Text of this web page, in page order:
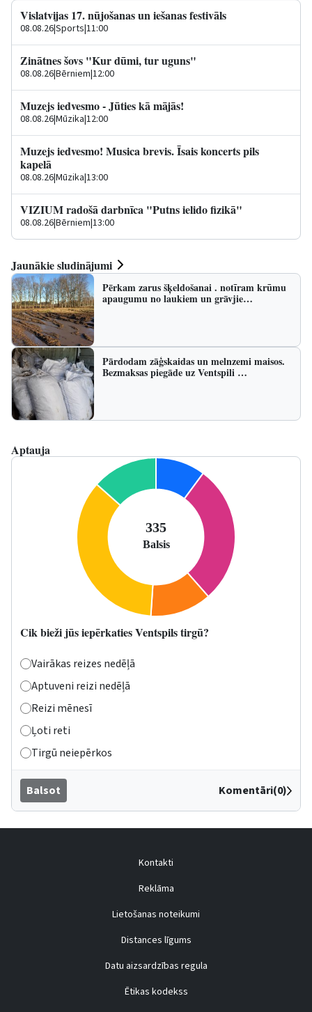
Vislatvijas 17. nūjošanas un iešanas festivāls
08.08.26|Sports|11:00
Zinātnes šovs "Kur dūmi, tur uguns"
08.08.26|Bērniem|12:00
Muzejs iedvesmo - Jūties kā mājās!
08.08.26|Mūzika|12:00
Muzejs iedvesmo! Musica brevis. Īsais koncerts pils
kapelā
08.08.26|Mūzika|13:00
VIZIUM radošā darbnīca "Putns ielido fizikā"
08.08.26|Bērniem|13:00
Jaunākie sludinājumi
Pērkam zarus šķeldošanai . notīram krūmu
apaugumu no laukiem un grāvjie…
Pārdodam zāģskaidas un melnzemi maisos.
Bezmaksas piegāde uz Ventspili …
Aptauja
Cik bieži jūs iepērkaties Ventspils tirgū?
Vairākas reizes nedēļā
Aptuveni reizi nedēļā
Reizi mēnesī
Ļoti reti
Tirgū neiepērkos
Balsot Komentāri(0)
Kontakti
Reklāma
Lietošanas noteikumi
Distances līgums
Datu aizsardzības regula
Ētikas kodekss